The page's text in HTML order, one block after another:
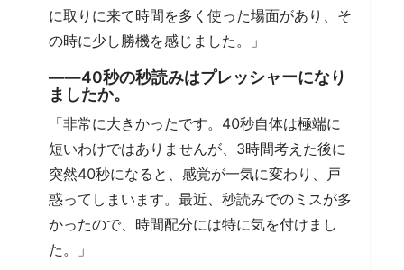
に取りに来て時間を多く使った場面があり、そ
の時に少し勝機を感じました。」
――40秒の秒読みはプレッシャーになり
ましたか。
「非常に大きかったです。40秒自体は極端に
短いわけではありませんが、3時間考えた後に
突然40秒になると、感覚が一気に変わり、戸
惑ってしまいます。最近、秒読みでのミスが多
かったので、時間配分には特に気を付けまし
た。」